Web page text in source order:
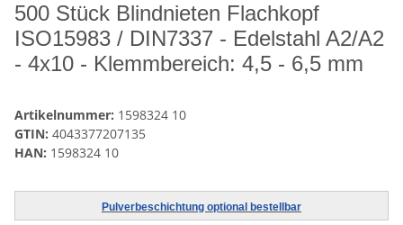
500 Stück Blindnieten Flachkopf
ISO15983 / DIN7337 - Edelstahl A2/A2
- 4x10 - Klemmbereich: 4,5 - 6,5 mm
Artikelnummer: 1598324 10
GTIN: 4043377207135
HAN: 1598324 10
Pulverbeschichtung optional bestellbar